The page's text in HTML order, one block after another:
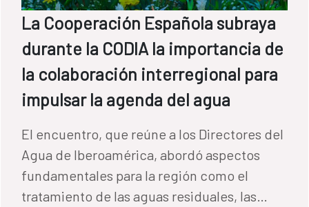
La Cooperación Española subraya
durante la CODIA la importancia de
la colaboración interregional para
impulsar la agenda del agua
El encuentro, que reúne a los Directores del
Agua de Iberoamérica, abordó aspectos
fundamentales para la región como el
tratamiento de las aguas residuales, las